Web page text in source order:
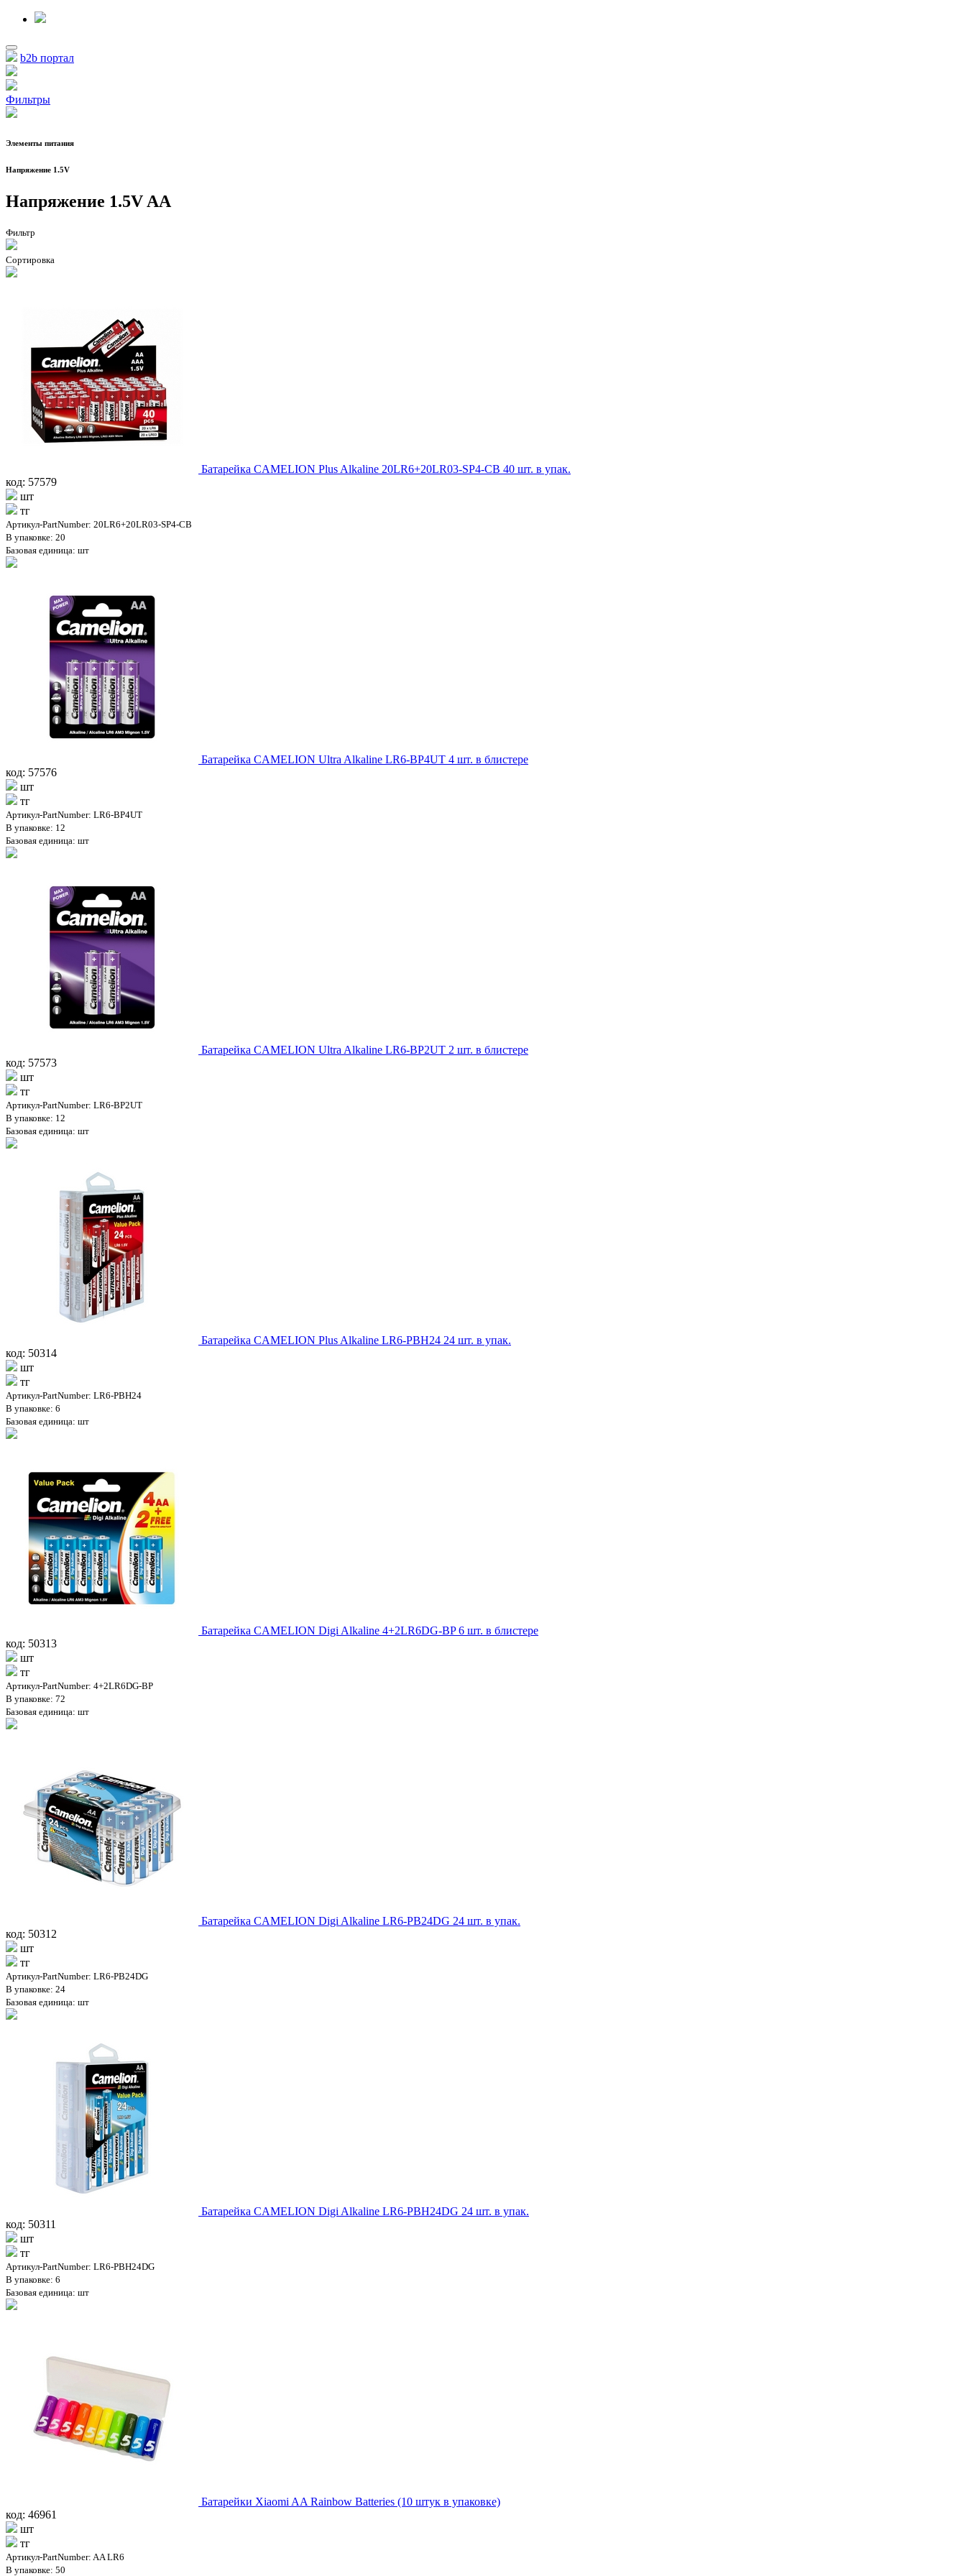
b2b портал
Фильтры
Элементы питания
Напряжение 1.5V
Напряжение 1.5V AA
Фильтр
Сортировка
Батарейка CAMELION Plus Alkaline 20LR6+20LR03-SP4-CB 40 шт. в упак.
код: 57579
шт
тг
Артикул-PartNumber: 20LR6+20LR03-SP4-CB
В упаковке: 20
Базовая единица: шт
Батарейка CAMELION Ultra Alkaline LR6-BP4UT 4 шт. в блистере
код: 57576
шт
тг
Артикул-PartNumber: LR6-BP4UT
В упаковке: 12
Базовая единица: шт
Батарейка CAMELION Ultra Alkaline LR6-BP2UT 2 шт. в блистере
код: 57573
шт
тг
Артикул-PartNumber: LR6-BP2UT
В упаковке: 12
Базовая единица: шт
Батарейка CAMELION Plus Alkaline LR6-PBH24 24 шт. в упак.
код: 50314
шт
тг
Артикул-PartNumber: LR6-PBH24
В упаковке: 6
Базовая единица: шт
Батарейка CAMELION Digi Alkaline 4+2LR6DG-BP 6 шт. в блистере
код: 50313
шт
тг
Артикул-PartNumber: 4+2LR6DG-BP
В упаковке: 72
Базовая единица: шт
Батарейка CAMELION Digi Alkaline LR6-PB24DG 24 шт. в упак.
код: 50312
шт
тг
Артикул-PartNumber: LR6-PB24DG
В упаковке: 24
Базовая единица: шт
Батарейка CAMELION Digi Alkaline LR6-PBH24DG 24 шт. в упак.
код: 50311
шт
тг
Артикул-PartNumber: LR6-PBH24DG
В упаковке: 6
Базовая единица: шт
Батарейки Xiaomi AA Rainbow Batteries (10 штук в упаковке)
код: 46961
шт
тг
Артикул-PartNumber: AA LR6
В упаковке: 50